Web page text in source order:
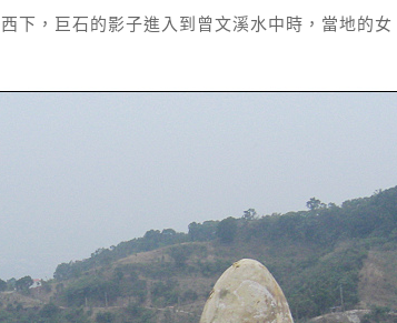
下，巨石的影子進入到曾文溪水中時，當地的女